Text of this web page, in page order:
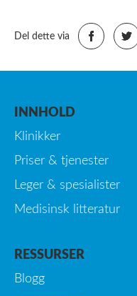
Del dette via
INNHOLD
Klinikker
Priser & tjenester
Leger & spesialister
Medisinsk litteratur
RESSURSER
Blogg